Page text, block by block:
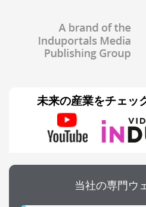
未来の産業をチェッ
当社の専門ウ